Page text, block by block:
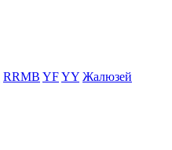
RRMB YFYY Жалюзей